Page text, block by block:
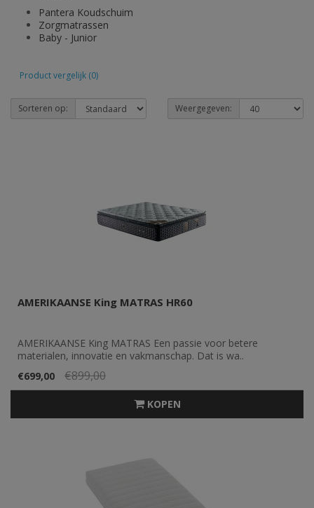
Pantera Koudschuim
Zorgmatrassen
Baby - Junior
Product vergelijk (0)
Sorteren op: Weergegeven:
AMERIKAANSE King MATRAS HR60
AMERIKAANSE King MATRAS Een passie voor betere
materialen, innovatie en vakmanschap. Dat is wa..
€699,00
€899,00
KOPEN